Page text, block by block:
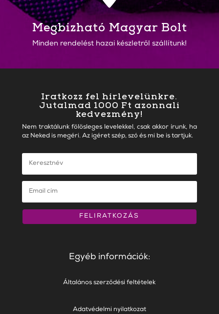
Megbízható Magyar Bolt
Minden rendelést hazai készletről szállítunk!
Iratkozz fel hírlevelünkre.
Jutalmad 1000 Ft azonnali
kedvezmény!
Nem traktálunk fölösleges levelekkel, csak akkor írunk, ha
az Neked is megéri. Az igéret szép, szó és mi be is tartjuk.
FELIRATKOZÁS
Egyéb információk:
Általános szerződési feltételek
Adatvédelmi nyilatkozat